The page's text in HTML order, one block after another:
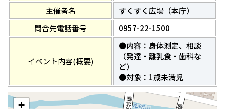
主催者名
すくすく広場（本庁）
問合先電話番号
0957-22-1500
イベント内容(概要)
●内容：身体測定、相談
（発達・離乳食・歯科な
ど）
●対象：1歳未満児
+